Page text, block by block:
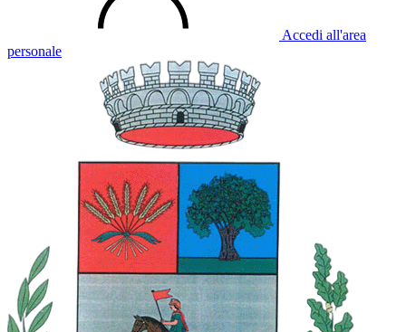
Accedi all'area
personale